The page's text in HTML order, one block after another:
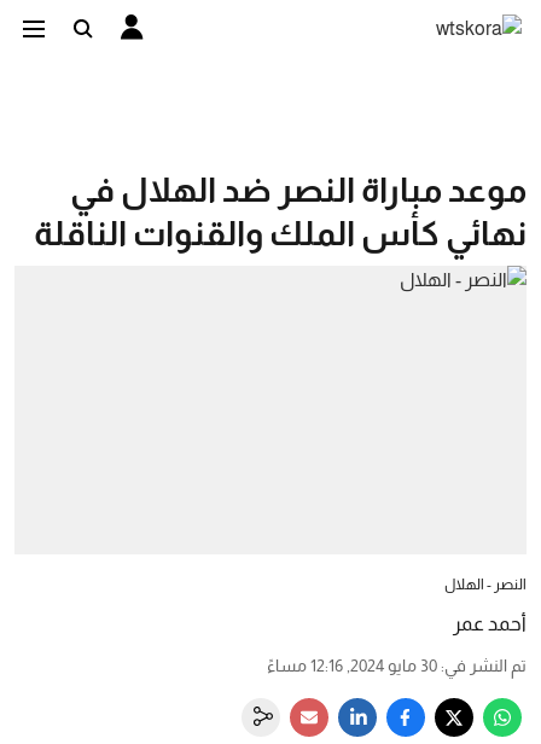
موعد مباراة النصر ضد الهلال في
نهائي كأس الملك والقنوات الناقلة
النصر - الهلال
أحمد عمر
تم النشر في: 30 مايو 2024, 12:16 مساءً